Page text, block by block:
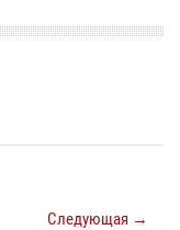
Следующая →